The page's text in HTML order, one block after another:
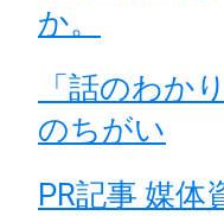
か。
「話のわか
のちがい
PR記事 媒体